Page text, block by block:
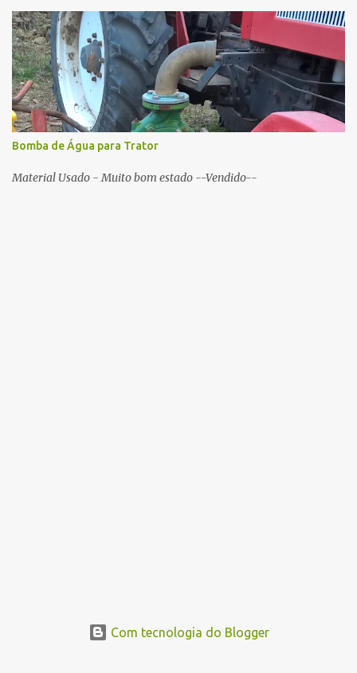
Bomba de Água para Trator
Material Usado - Muito bom estado --Vendido--
Com tecnologia do Blogger